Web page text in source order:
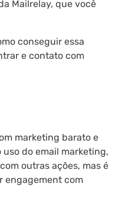
Mailrelay, que você
conseguir essa
e contato com
marketing barato e
do email marketing,
outras ações, mas é
engagement com